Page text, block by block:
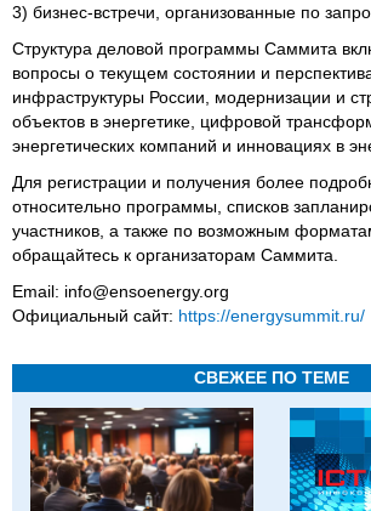
3) бизнес-встречи, организованные по
Структура деловой программы Саммита
вопросы о текущем состоянии и
инфраструктуры России, модернизации и
объектов в энергетике, цифровой
энергетических компаний и инновациях в
Для регистрации и получения более
относительно программы, списков
участников, а также по возможным
обращайтесь к организаторам Саммита.
Email: info@ensoenergy.org
Официальный сайт: https://energysummit.ru/
СВЕЖЕЕ ПО ТЕМЕ